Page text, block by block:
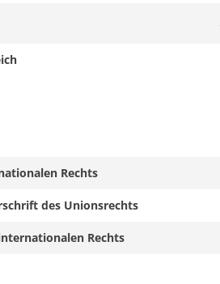
Rechts
des Unionsrechts
Rechts